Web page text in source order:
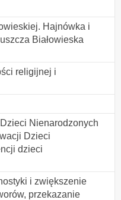
Hajnówka i
Białowieska
religijnej i
Nienarodzonych
Dzieci
dzieci
i zwiększenie
przekazanie